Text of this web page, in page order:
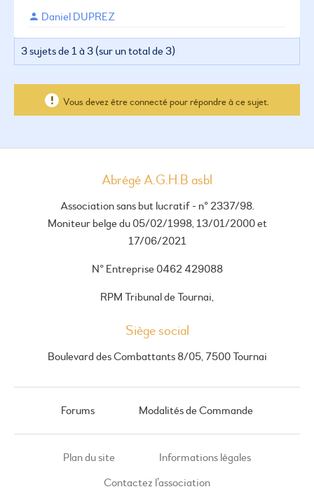
Daniel DUPREZ
3 sujets de 1 à 3 (sur un total de 3)
Vous devez être connecté pour répondre à ce sujet.
Abrégé A.G.H.B asbl
Association sans but lucratif - n° 2337/98.
Moniteur belge du 05/02/1998, 13/01/2000 et
17/06/2021
N° Entreprise 0462 429088
RPM Tribunal de Tournai,
Siège social
Boulevard des Combattants 8/05, 7500 Tournai
Forums Modalités de Commande
Plan du site
Informations légales
Contactez l’association